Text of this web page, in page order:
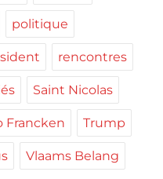
politique
rencontres
Saint Nicolas
Francken Trump
Vlaams Belang